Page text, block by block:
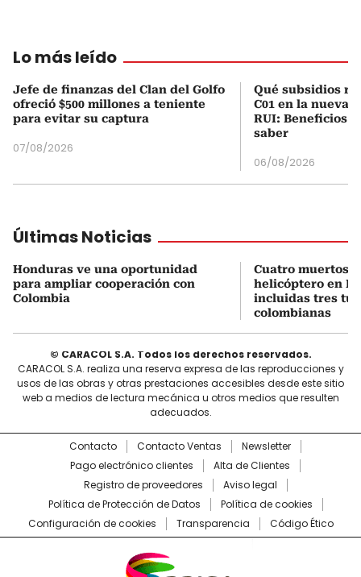
Lo más leído
Jefe de finanzas del Clan del Golfo
ofreció $500 millones a teniente
para evitar su captura
07/08/2026
Qué subsidios
C01 en la nueva
RUI: Beneficios
saber
06/08/2026
Últimas Noticias
Honduras ve una oportunidad
para ampliar cooperación con
Colombia
Cuatro muertos
helicóptero en
incluidas tres
colombianas
© CARACOL S.A. Todos los derechos reservados.
CARACOL S.A. realiza una reserva expresa de las reproducciones y
usos de las obras y otras prestaciones accesibles desde este sitio
web a medios de lectura mecánica u otros medios que resulten
adecuados.
Contacto Contacto Ventas
Newsletter
Pago electrónico clientes
Alta de Clientes
Registro de proveedores
Aviso legal
Política de Protección de Datos
Política de cookies
Configuración de cookies
Transparencia Código Ético